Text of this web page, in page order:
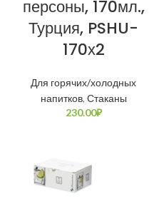
персоны, 170мл.,
Турция, PSHU-
170х2
Для горячих/холодных
напитков, Стаканы
230.00₽